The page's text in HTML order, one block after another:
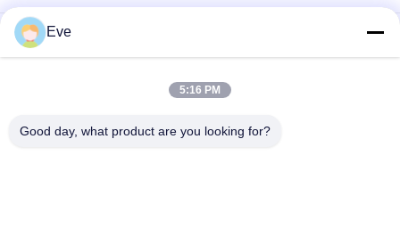
মাল্টিফাংশনাল কার পেইন্ট বেসকোট আর্দ্রতা প্রতিরোধী ইউভি প্রতিরোধী
উজ্জ্বল নীল গাড়ী পেইন্ট বেসকোট এক্রাইলিক স্প্রে আবহাওয়া প্রতিরোধী
Eve
5:16 PM
Good day, what product are you looking for?